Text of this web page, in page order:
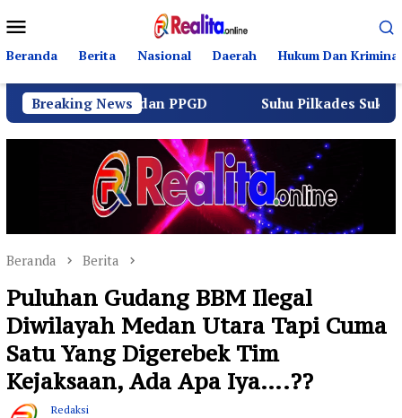
ke
kontenMobile
Beranda Berita Nasional Daerah Hukum Dan Kriminal
Breaking News
dan PPGD Suhu Pilkades Sukamulya
Beranda Berita
Puluhan Gudang BBM Ilegal
Diwilayah Medan Utara Tapi Cuma
Satu Yang Digerebek Tim
Kejaksaan, Ada Apa Iya….??
Redaksi